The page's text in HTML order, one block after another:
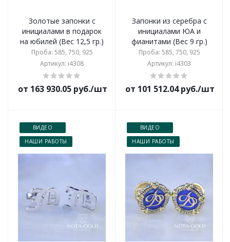
Золотые запонки с
инициалами в подарок
на юбилей (Вес 12,5 гр.)
Проба: 585, 750, 925
Артикул: i4308
от 163 930.05 руб./шт
Запонки из серебра с
инициалами ЮА и
фианитами (Вес 9 гр.)
Проба: 585, 750, 925
Артикул: i4303
от 101 512.04 руб./шт
ВИДЕО
НАШИ РАБОТЫ
ВИДЕО
НАШИ РАБОТЫ